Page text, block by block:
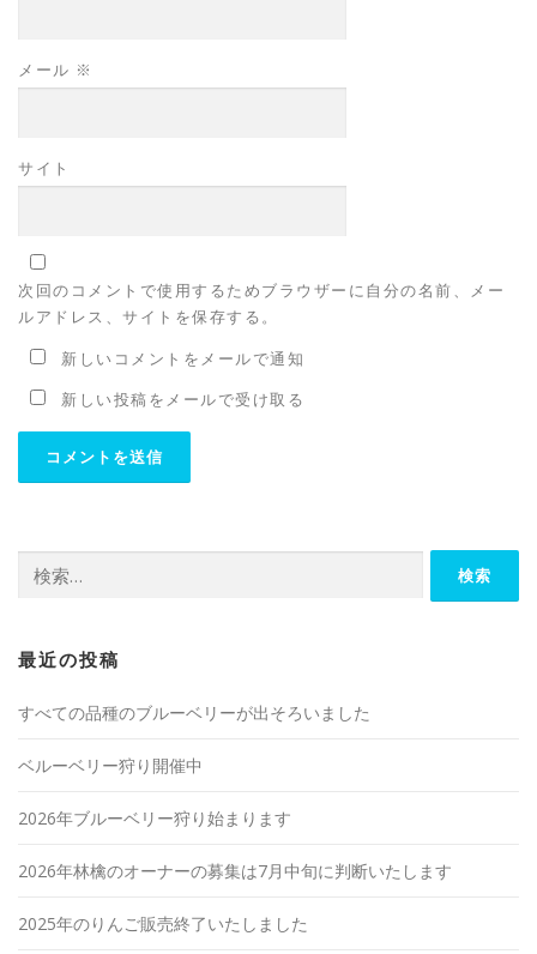
メール ※
サイト
次回のコメントで使用するためブラウザーに自分の名前、メー
ルアドレス、サイトを保存する。
新しいコメントをメールで通知
新しい投稿をメールで受け取る
索:
最近の投稿
すべての品種のブルーベリーが出そろいました
ベルーベリー狩り開催中
2026年ブルーベリー狩り始まります
2026年林檎のオーナーの募集は7月中旬に判断いたします
2025年のりんご販売終了いたしました